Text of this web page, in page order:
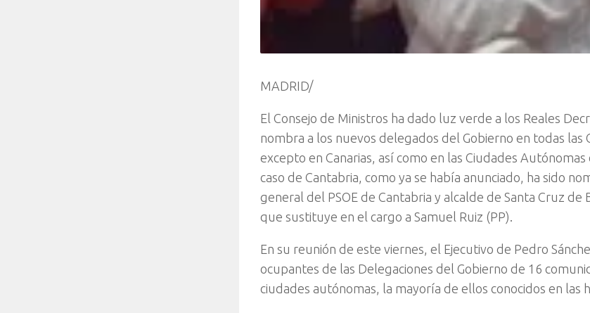
MADRID/
El Consejo de Ministros ha dado luz verde a los Reales
nombra a los nuevos delegados del Gobierno en todas las
excepto en Canarias, así como en las Ciudades
caso de Cantabria, como ya se había anunciado, ha sido
general del PSOE de Cantabria y alcalde de Santa Cruz de
que sustituye en el cargo a Samuel Ruiz (PP).
En su reunión de este viernes, el Ejecutivo de Pedro
ocupantes de las Delegaciones del Gobierno de 16
ciudades autónomas, la mayoría de ellos conocidos en las